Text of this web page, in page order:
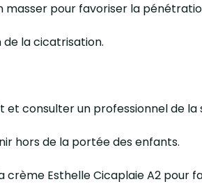
masser pour favoriser la
de la cicatrisation.
consulter un professionnel de la
hors de la portée des enfants.
Esthelle Cicaplaie A2 pour